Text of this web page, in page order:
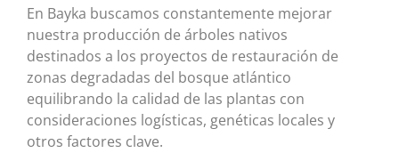
En Bayka buscamos constantemente mejorar
nuestra producción de árboles nativos
destinados a los proyectos de restauración de
zonas degradadas del bosque atlántico
equilibrando la calidad de las plantas con
consideraciones logísticas, genéticas locales y
otros factores clave.